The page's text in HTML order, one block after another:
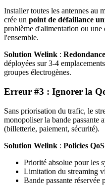
Installer toutes les antennes au
crée un point de défaillance
problème d'alimentation ou une
l'ensemble.
Solution Welink :
déployées sur 3-4
groupes électrogènes.
Erreur #3 : Ignorer la
Sans priorisation du trafic, le
monopoliser la bande passante
(billetterie, paiement, sécurité).
Solution Welink : Policies
Priorité absolue pour les
Limitation du streaming
Bande passante réservée